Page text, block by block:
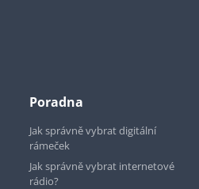
Poradna
Jak správně vybrat digitální
rámeček
Jak správně vybrat internetové
rádio?